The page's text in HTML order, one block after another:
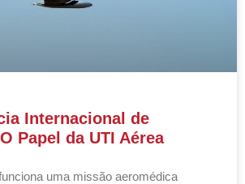
Internacional de
Papel da UTI Aérea
uma missão aeromédica